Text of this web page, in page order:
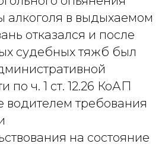
алкоголя в выдыхаемом
отказался и после
судебных тяжб был
по ч. 1 ст. 12.26 КоАП
водителем требования
на состояние